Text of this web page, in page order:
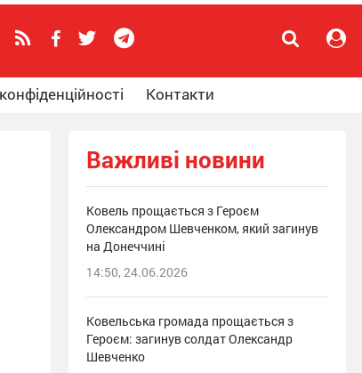
Контакти
Важливі новини
Ковель прощається з Героєм
Олександром Шевченком, який загинув
на Донеччині
14:50, 24.06.2026
Ковельська громада прощається з
Героєм: загинув солдат Олександр
Шевченко